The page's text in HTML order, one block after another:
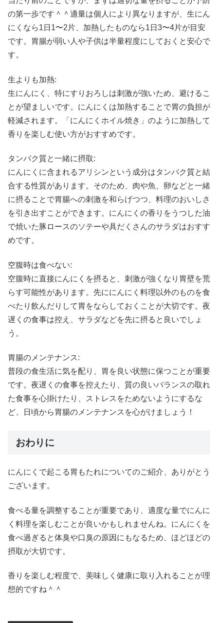
の第一歩です＾＾適量は個人により異なりますが、生にん
にくなら1日1〜2片、加熱したものなら1日3〜4片が目安
です。胃腸が弱い人や子供は半量程度にしておくと安心で
す。
生よりも加熱:
生にんにく、特にすりおろしは刺激が強いため、避けるこ
とが望ましいです。にんにくは加熱することで胃の負担が
軽減されます。「にんにくホイル焼き」のように加熱して
香りを楽しむ使い方がおすすめです。
タンパク質と一緒に摂取:
にんにくに含まれるアリシンという成分はタンパク質と結
合する性質があります。そのため、肉や魚、卵などと一緒
に摂ることで胃腸への刺激を和らげつつ、料理のおいしさ
を引き出すことができます。にんにくの香りをうつした油
で焼いた豚ロースのソテーや具だくさんのサラダはおすす
めです。
空腹時は食べない:
空腹時に直接にんにくを摂ると、刺激が強くなり胃壁を荒
らす可能性があります。先ににんにく料理以外のものを食
べたり飲んだりして胃をならしておくことが大切です。夜
遅くの食事は控え、サラダなどを先に摂ると良いでしょ
う。
胃腸のメンテナンス:
普段の食生活に気を配り、胃を良い状態に保つことが重要
です。夜遅くの食事を控えたり、質の良いバランスの取れ
た食事を心掛けたり、ストレスをためないようにするな
ど、日頃から胃腸のメンテナンスを心がけましょう！
おわりに
にんにくで起こる胃もたれについてのご紹介、ありがとう
ございます。
食べる量を調整することが重要であり、適度な量でにんに
く料理を楽しむことが良いかもしれませんね。にんにくを
食べ過ぎると体臭や口臭の原因にもなるため、ほどほどの
摂取が大切です。
香りを楽しむ程度で、美味しく健康に取り入れることが理
想的ですね＾＾